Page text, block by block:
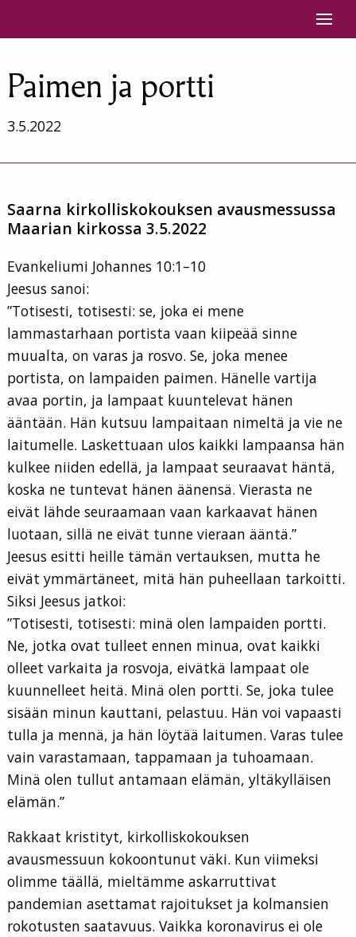
Paimen ja portti
3.5.2022
Saarna kirkolliskokouksen avausmessussa
Maarian kirkossa 3.5.2022
Evankeliumi Johannes 10:1–10
Jeesus sanoi:
”Totisesti, totisesti: se, joka ei mene
lammastarhaan portista vaan kiipeää sinne
muualta, on varas ja rosvo. Se, joka menee
portista, on lampaiden paimen. Hänelle vartija
avaa portin, ja lampaat kuuntelevat hänen
ääntään. Hän kutsuu lampaitaan nimeltä ja vie ne
laitumelle. Laskettuaan ulos kaikki lampaansa hän
kulkee niiden edellä, ja lampaat seuraavat häntä,
koska ne tuntevat hänen äänensä. Vierasta ne
eivät lähde seuraamaan vaan karkaavat hänen
luotaan, sillä ne eivät tunne vieraan ääntä.”
Jeesus esitti heille tämän vertauksen, mutta he
eivät ymmärtäneet, mitä hän puheellaan tarkoitti.
Siksi Jeesus jatkoi:
”Totisesti, totisesti: minä olen lampaiden portti.
Ne, jotka ovat tulleet ennen minua, ovat kaikki
olleet varkaita ja rosvoja, eivätkä lampaat ole
kuunnelleet heitä. Minä olen portti. Se, joka tulee
sisään minun kauttani, pelastuu. Hän voi vapaasti
tulla ja mennä, ja hän löytää laitumen. Varas tulee
vain varastamaan, tappamaan ja tuhoamaan.
Minä olen tullut antamaan elämän, yltäkylläisen
elämän.”
Rakkaat kristityt, kirkolliskokouksen
avausmessuun kokoontunut väki. Kun viimeksi
olimme täällä, mieltämme askarruttivat
pandemian asettamat rajoitukset ja kolmansien
rokotusten saatavuus. Vaikka koronavirus ei ole